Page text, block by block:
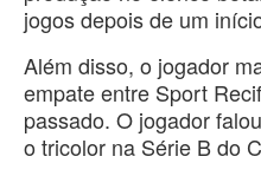
jogos depois de um
Além disso, o jogador
empate entre Sport
passado. O jogador
o tricolor na Série B do